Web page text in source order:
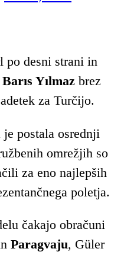
po desni strani in
Barıs Yılmazbrez
za Turčijo.
postala osrednji
omrežjih so
za eno najlepših
poletja.
čakajo obračuni
Paragvaju, Güler